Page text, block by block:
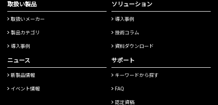
取扱い製品
取扱いメーカー
製品カテゴリ
導入事例
ソリューション
導入事例
技術コラム
資料ダウンロード
ニュース
新製品情報
イベント情報
サポート
キーワードから探す
FAQ
認定資格